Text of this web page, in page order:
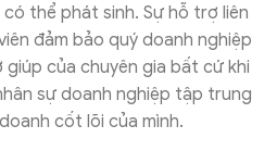
thể phát sinh. Sự hỗ trợ liên
đảm bảo quý doanh nghiệp
của chuyên gia bất cứ khi
sự doanh nghiệp tập trung
cốt lõi của mình.